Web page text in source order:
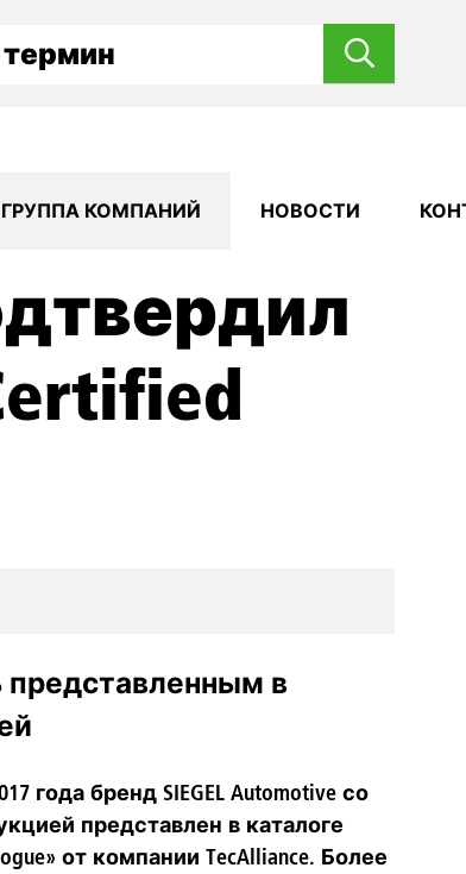
ГРУППА КОМПАНИЙ НОВОСТИ
представленным в
года бренд SIEGEL Automotive со
представлен в каталоге
от компании TecAlliance. Более